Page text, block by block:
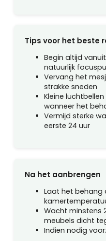
Tips voor het beste
Begin altijd
natuurlijk
Vervang het
strakke sneden
Kleine
wanneer het
Vermijd sterke
eerste 24 uur
Na het aanbrengen
Laat het behang
Wacht minstens
meubels dicht
Indien nodig